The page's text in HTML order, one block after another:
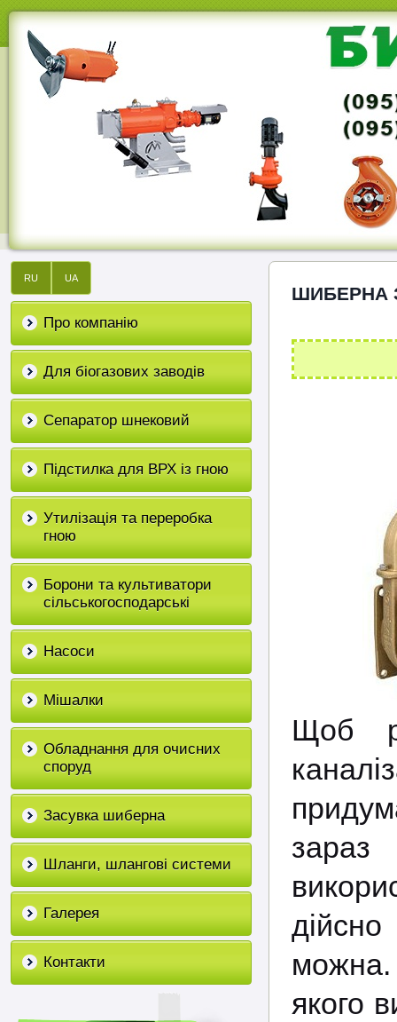
RU UA
Про компанію
Для біогазових заводів
Сепаратор шнековий
Підстилка для ВРХ із гною
Утилізація та переробка
гною
Борони та культиватори
сільськогосподарські
Насоси
Мішалки
Обладнання для очисних
споруд
Засувка шиберна
Шланги, шлангові системи
Галерея
Контакти
ШИБЕРНА
Щоб
можна.
якого